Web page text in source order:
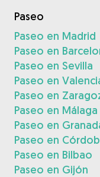
Paseo
Paseo en Madrid
Paseo en
Paseo en Sevilla
Paseo en
Paseo en
Paseo en Málaga
Paseo en
Paseo en
Paseo en Bilbao
Paseo en Gijón